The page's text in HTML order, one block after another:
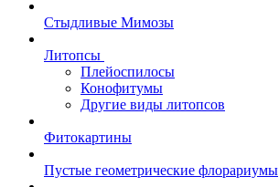
Стыдливые Мимозы
Литопсы
Плейоспилосы
Конофитумы
Другие виды литопсов
Фитокартины
Пустые геометрические флорариумы